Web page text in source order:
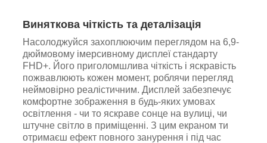
Виняткова чіткість та деталізація
Насолоджуйся захоплюючим переглядом на 6,9-
дюймовому імерсивному дисплеї стандарту
FHD+. Його приголомшлива чіткість і яскравість
пожвавлюють кожен момент, роблячи перегляд
неймовірно реалістичним. Дисплей забезпечує
комфортне зображення в будь-яких умовах
освітлення - чи то яскраве сонце на вулиці, чи
штучне світло в приміщенні. З цим екраном ти
отримаєш ефект повного занурення і під час